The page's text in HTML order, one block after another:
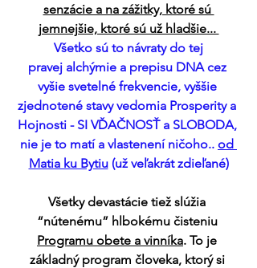
senzácie a na zážitky, ktoré sú
jemnejšie, ktoré sú už hladšie...
Všetko sú to návraty do tej
pravej alchýmie a prepisu DNA cez
vyšie svetelné frekvencie, vyššie
zjednotené stavy vedomia Prosperity a
Hojnosti - SI VĎAČNOSŤ a SLOBODA,
nie je to matí a vlastenení ničoho.. od
Matia ku Bytiu (už veľakrát zdieľané)
Všetky devastácie tiež slúžia
“nútenému” hlbokému čisteniu
Programu obete a vinníka. To je
základný program človeka, ktorý si